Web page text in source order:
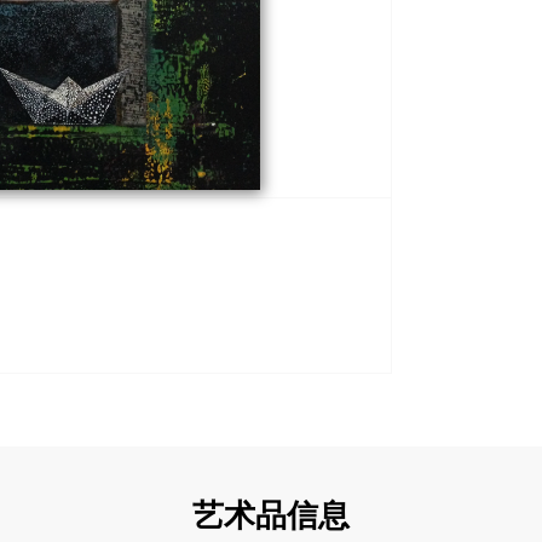
艺术品信息